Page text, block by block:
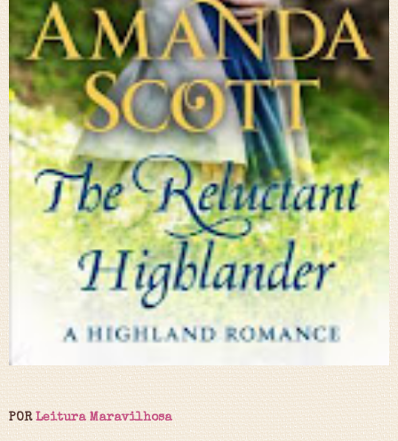
POR Leitura Maravilhosa